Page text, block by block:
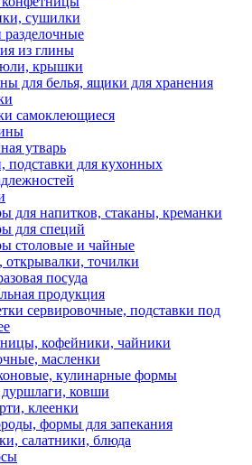
сушилки
разделочные
из глины
крышки
для белья, ящики для хранения
самоклеющиеся
утварь
подставки для кухонных
для напитков, стаканы, креманки
для специй
столовые и чайные
точилки
посуда
продукция
сервировочные, подставки под
кофейники, чайники
масленки
кулинарные формы
ковши
клеенки
формы для запекания
салатники, блюда